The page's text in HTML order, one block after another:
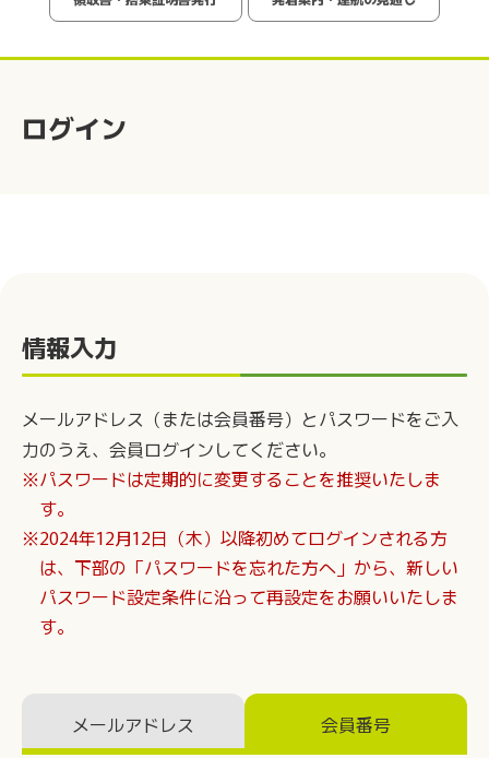
ログイン
情報入力
メールアドレス（または会員番号）とパスワードをご入
力のうえ、会員ログインしてください。
※パスワードは定期的に変更することを推奨いたしま
す。
※2024年12月12日（木）以降初めてログインされる方
は、下部の「パスワードを忘れた方へ」から、新しい
パスワード設定条件に沿って再設定をお願いいたしま
す。
メールアドレス 会員番号